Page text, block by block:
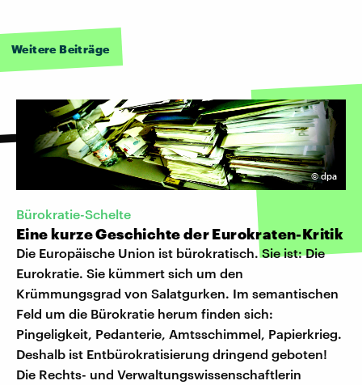
Weitere Beiträge
©dpa
Bürokratie-Schelte
Eine kurze Geschichte der Eurokraten-Kritik
Die Europäische Union ist bürokratisch. Sie ist: Die
Eurokratie. Sie kümmert sich um den
Krümmungsgrad von Salatgurken. Im semantischen
Feld um die Bürokratie herum finden sich:
Pingeligkeit, Pedanterie, Amtsschimmel, Papierkrieg.
Deshalb ist Entbürokratisierung dringend geboten!
Die Rechts- und Verwaltungswissenschaftlerin